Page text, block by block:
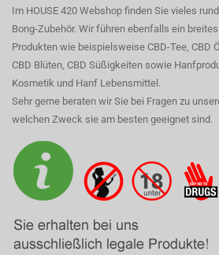
Im HOUSE 420 Webshop finden Sie vieles
Bong-Zubehör. Wir führen ebenfalls ein
Produkten wie beispielsweise CBD-Tee, CBD
CBD Blüten, CBD Süßigkeiten sowie
Kosmetik und Hanf Lebensmittel.
Sehr gerne beraten wir Sie bei Fragen zu
welchen Zweck sie am besten geeignet sind.